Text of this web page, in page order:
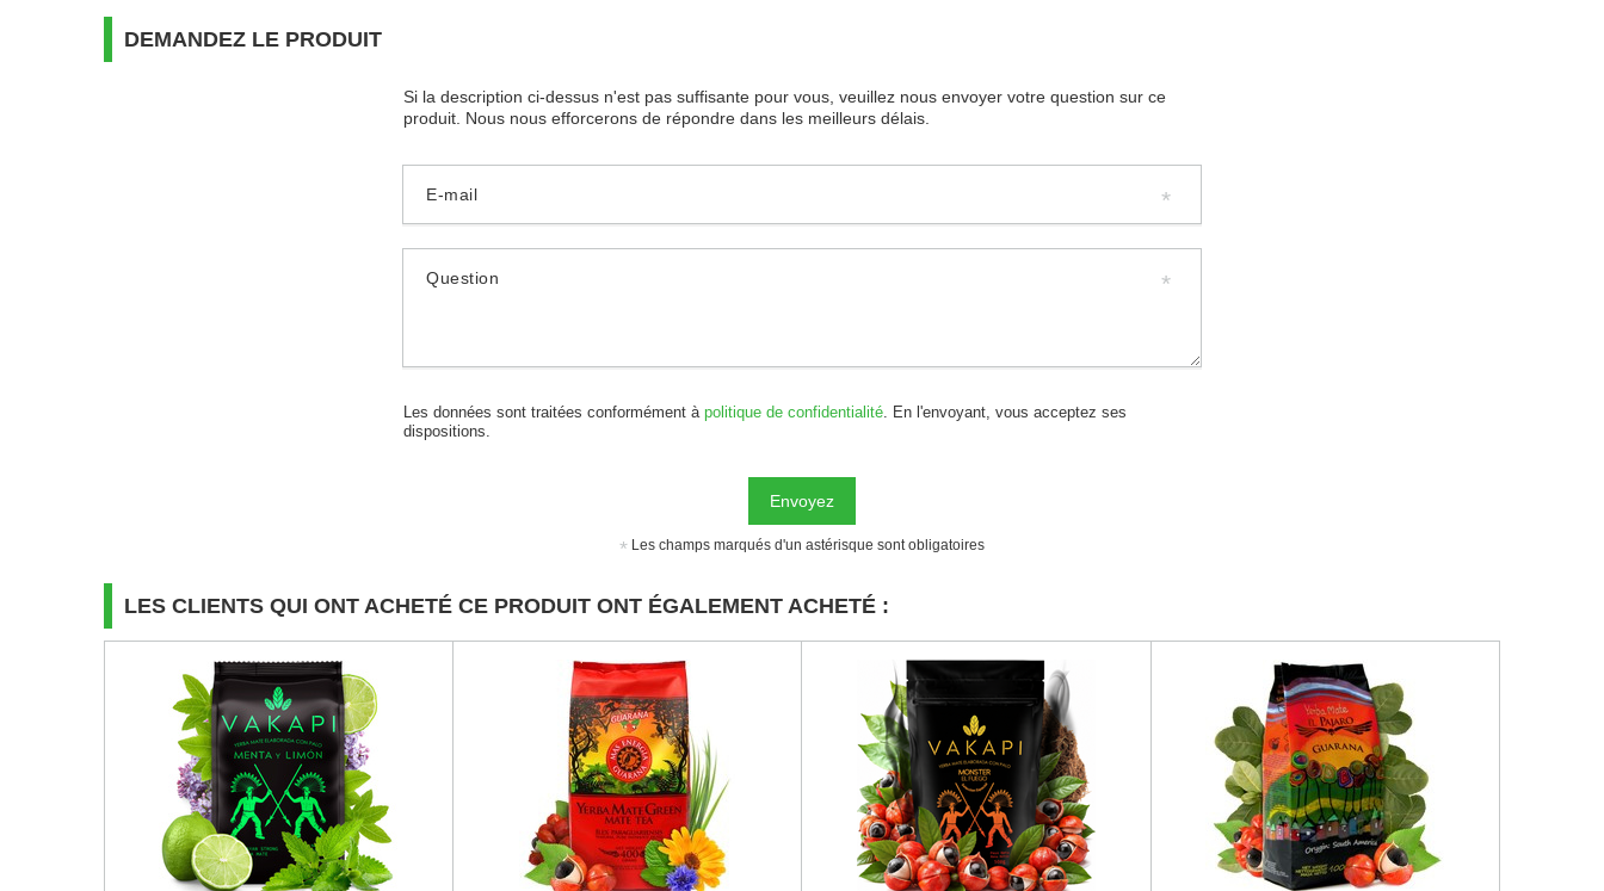
DEMANDEZ LE PRODUIT
Si la description ci-dessus n'est pas suffisante pour vous, veuillez nous envoyer votre question sur ce
produit. Nous nous efforcerons de répondre dans les meilleurs délais.
E-mail
Question
Les données sont traitées conformément àpolitique de confidentialité. En l'envoyant, vous acceptez ses
dispositions.
Envoyez
Les champs marqués d'un astérisque sont obligatoires
LES CLIENTS QUI ONT ACHETÉ CE PRODUIT ONT ÉGALEMENT ACHETÉ :